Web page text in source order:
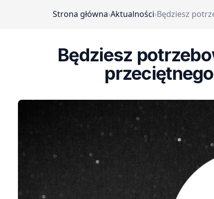
Strona główna›Aktualności›Będziesz
Będziesz